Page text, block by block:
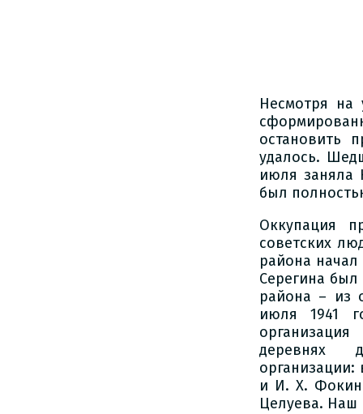
Несмотря на
остановить
удалось.
июля заняла
был
Оккупация
советских
района
Серегина был
района – из
июля 1941
деревнях
и И. Х.
Целуева. Наш